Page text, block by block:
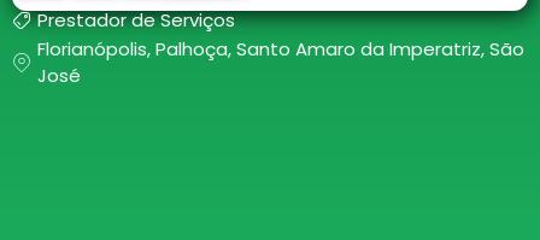
Prestador de Serviços
Florianópolis,Palhoça,Santo Amaro da Imperatriz,São
José